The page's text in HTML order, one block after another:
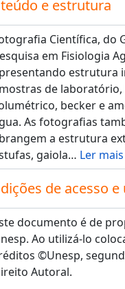
e estrutura
Científica, do
em Fisiologia
estrutura
de laboratório,
becker e
As fotografias
a estrutura
gaiola… Ler mais
de acesso e
documento é de
Ao utilizá-lo
©Unesp,
Autoral.